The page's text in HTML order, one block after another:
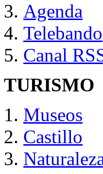
Agenda
Telebando
Canal
TURISMO
Museos
Castillo